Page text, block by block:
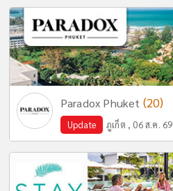
Paradox Phuket (20)
Update ภูเก็ต , 06 ส.ค. 69